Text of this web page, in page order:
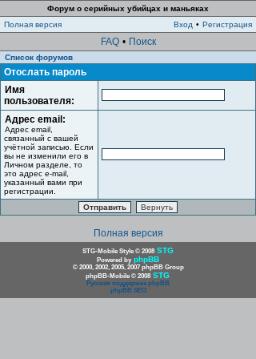
Форум о серийных убийцах и маньяках
Полная версия
Вход • Регистрация
FAQ • Поиск
Список форумов
Отослать пароль
Имя
пользователя:
Адрес email:
Адрес email,
связанный с вашей
учётной записью. Если
вы не изменили его в
Личном разделе, то
это адрес e-mail,
указанный вами при
регистрации.
Полная версия
STG-Mobile Style © 2008 STG
Powered by phpBB
© 2000, 2002, 2005, 2007 phpBB Group
phpBB-Mobile © 2008 STG
Русская поддержка phpBB
phpBB SEO